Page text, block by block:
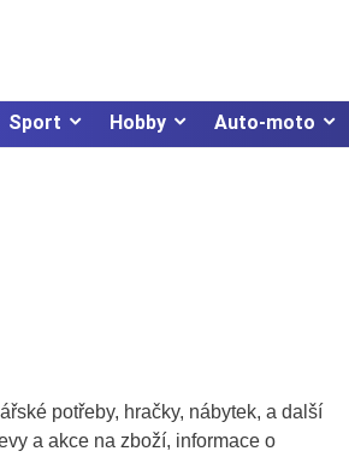
Sport Hobby Auto-moto
potřeby, hračky, nábytek, a další
a akce na zboží, informace o